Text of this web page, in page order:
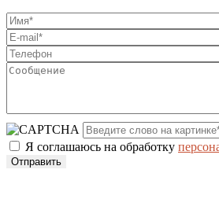
Я соглашаюсь на обработку